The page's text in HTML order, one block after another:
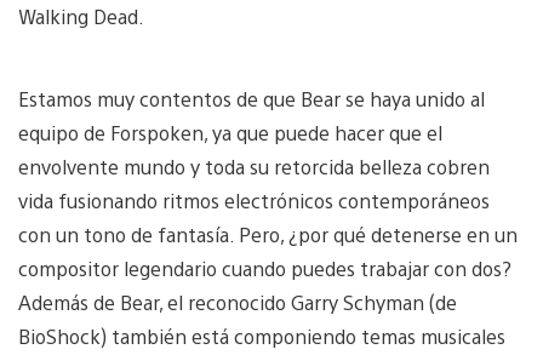
Walking Dead.
Estamos muy contentos de que Bear se haya unido al
equipo de Forspoken, ya que puede hacer que el
envolvente mundo y toda su retorcida belleza cobren
vida fusionando ritmos electrónicos contemporáneos
con un tono de fantasía. Pero, ¿por qué detenerse en un
compositor legendario cuando puedes trabajar con dos?
Además de Bear, el reconocido Garry Schyman (de
BioShock) también está componiendo temas musicales